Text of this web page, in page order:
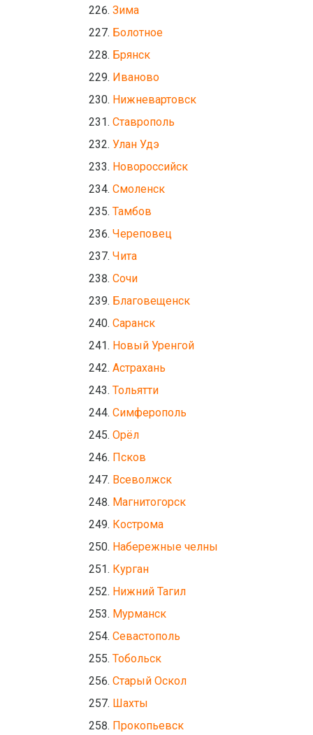
Зима
Болотное
Брянск
Иваново
Нижневартовск
Ставрополь
Улан Удэ
Новороссийск
Смоленск
Тамбов
Череповец
Чита
Сочи
Благовещенск
Саранск
Новый Уренгой
Астрахань
Тольятти
Симферополь
Орёл
Псков
Всеволжск
Магнитогорск
Кострома
Набережные челны
Курган
Нижний Тагил
Мурманск
Севастополь
Тобольск
Старый Оскол
Шахты
Прокопьевск